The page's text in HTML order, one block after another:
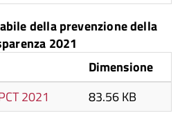
della prevenzione della
2021
Dimensione
2021
83.56 KB